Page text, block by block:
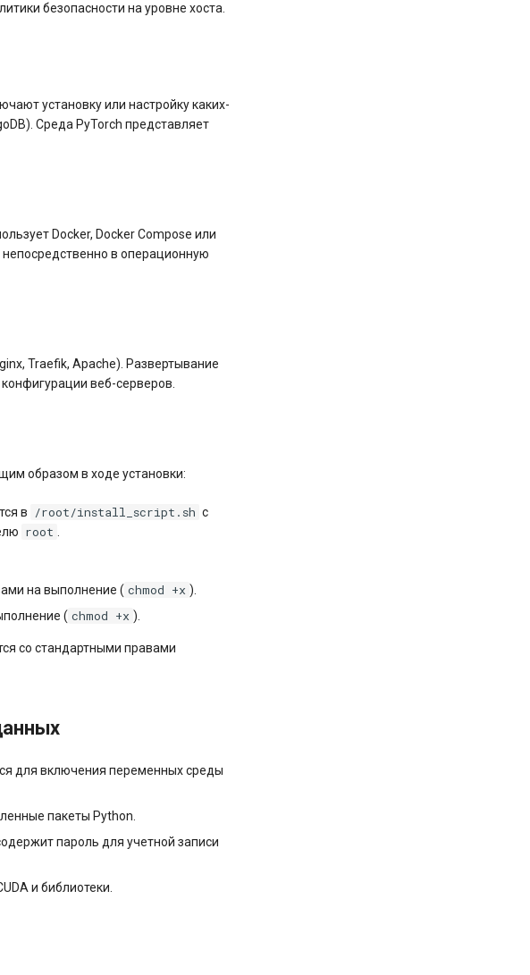
безопасности на уровне хоста.
установку или настройку каких-
Среда PyTorch представляет
Docker, Docker Compose или
в операционную
Traefik, Apache). Развертывание
веб-серверов.
образом в ходе установки:
в /root/install_script.sh с
root
на выполнение ( chmod +x ).
( chmod +x ).
со стандартными правами
для включения переменных среды
пакеты Python.
пароль для учетной записи
и библиотеки.